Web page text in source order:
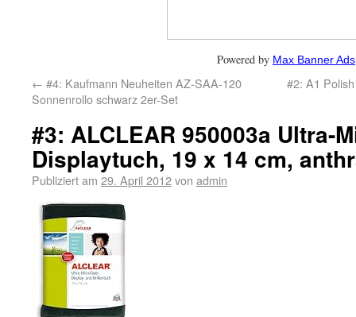
Powered by Max Banner Ads
← #4: Kaufmann Neuheiten AZ-SAA-120
Sonnenrollo schwarz 2er-Set
#2: A1
#3: ALCLEAR 950003a Ultra-
Displaytuch, 19 x 14 cm,
Publiziert am 29. April 2012von admin